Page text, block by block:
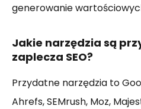
generowanie
Jakie narzędzia są
zaplecza SEO?
Przydatne narzędzia to
Ahrefs, SEMrush, Moz,